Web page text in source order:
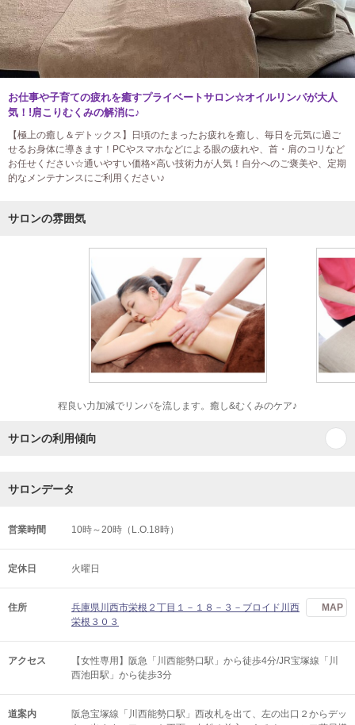
お仕事や子育ての疲れを癒すプライベートサロン☆オイルリンパが大人
気！!肩こりむくみの解消に♪
【極上の癒し＆デトックス】日頃のたまったお疲れを癒し、毎日を元気に過ご
せるお身体に導きます！PCやスマホなどによる眼の疲れや、首・肩のコリなど
お任せください☆通いやすい価格×高い技術力が人気！自分へのご褒美や、定期
的なメンテナンスにご利用ください♪
サロンの雰囲気
程良い力加減でリンパを流します。癒し&むくみのケア♪
サロンの利用傾向
サロンデータ
営業時間 10時～20時（L.O.18時）
定休日 火曜日
住所
兵庫県川西市栄根２丁目１－１８－３－ブロイド川西
栄根３０３
MAP
アクセス
【女性専用】阪急「川西能勢口駅」から徒歩4分/JR宝塚線「川
西池田駅」から徒歩3分
道案内
阪急宝塚線「川西能勢口駅」西改札を出て、左の出口２からデッ